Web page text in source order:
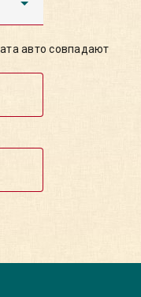
авто совпадают